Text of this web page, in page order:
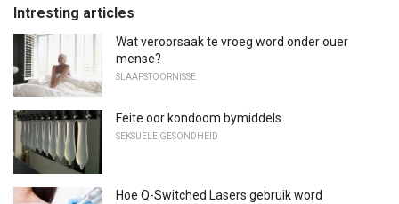
Intresting articles
Wat veroorsaak te vroeg word onder ouer
mense?
SLAAPSTOORNISSE
Feite oor kondoom bymiddels
SEKSUELE GESONDHEID
Hoe Q-Switched Lasers gebruik word